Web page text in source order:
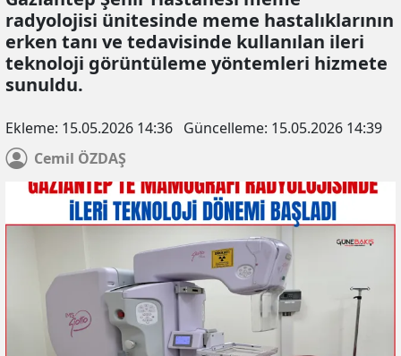
radyolojisi ünitesinde meme hastalıklarının
erken tanı ve tedavisinde kullanılan ileri
teknoloji görüntüleme yöntemleri hizmete
sunuldu.
Ekleme: 15.05.2026 14:36 Güncelleme: 15.05.2026 14:39
Cemil ÖZDAŞ